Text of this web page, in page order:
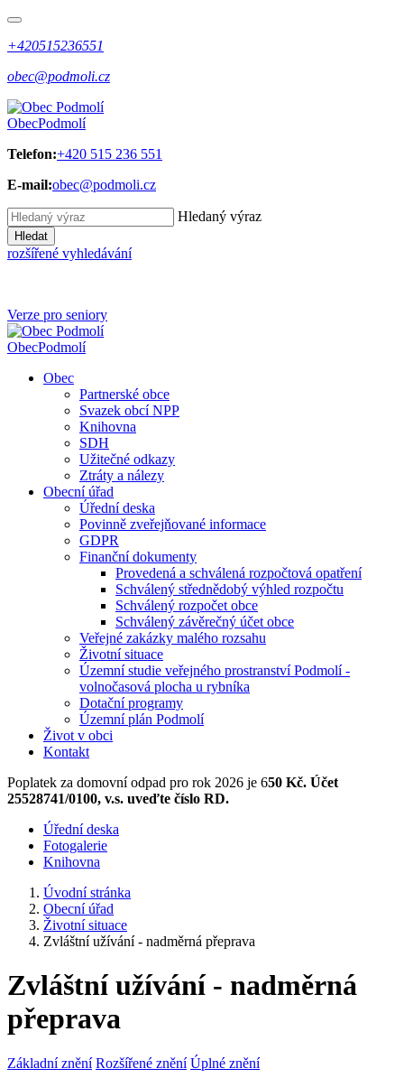
+420515236551
obec@podmoli.cz
ObecPodmolí
Telefon:+420 515 236 551
E-mail:obec@podmoli.cz
Hledaný výraz
Hledat
rozšířené vyhledávání
Verze pro seniory
ObecPodmolí
Obec
Partnerské obce
Svazek obcí NPP
Knihovna
SDH
Užitečné odkazy
Ztráty a nálezy
Obecní úřad
Úřední deska
Povinně zveřejňované informace
GDPR
Finanční dokumenty
Provedená a schválená rozpočtová opatření
Schválený střednědobý výhled rozpočtu
Schválený rozpočet obce
Schválený závěrečný účet obce
Veřejné zakázky malého rozsahu
Životní situace
Územní studie veřejného prostranství Podmolí -
volnočasová plocha u rybníka
Dotační programy
Územní plán Podmolí
Život v obci
Kontakt
Poplatek za domovní odpad pro rok 2026 je 650 Kč. Účet
25528741/0100, v.s. uveďte číslo RD.
Úřední deska
Fotogalerie
Knihovna
Úvodní stránka
Obecní úřad
Životní situace
Zvláštní užívání - nadměrná přeprava
Zvláštní užívání - nadměrná
přeprava
Základní znění Rozšířené znění Úplné znění